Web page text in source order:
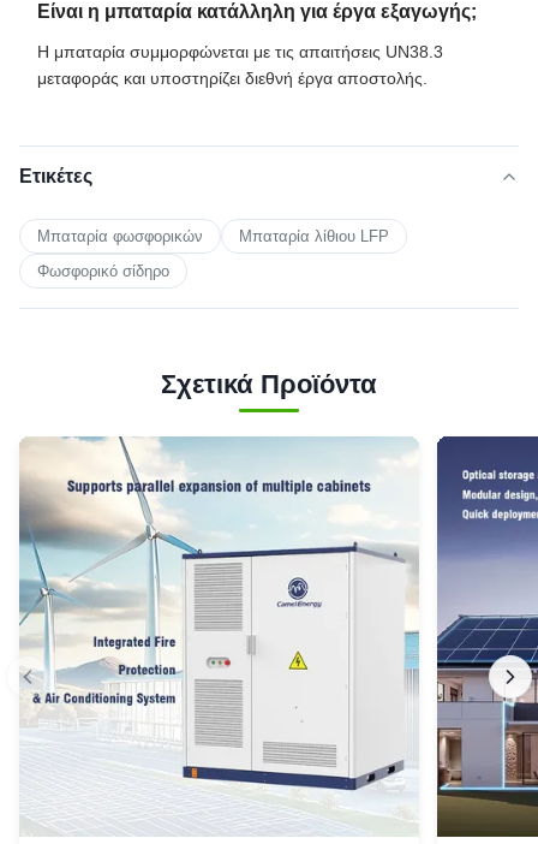
Είναι η μπαταρία κατάλληλη για έργα εξαγωγής;
Η μπαταρία συμμορφώνεται με τις απαιτήσεις UN38.3
μεταφοράς και υποστηρίζει διεθνή έργα αποστολής.
Ετικέτες
Μπαταρία φωσφορικών
Μπαταρία λίθιου LFP
Φωσφορικό σίδηρο
Σχετικά Προϊόντα